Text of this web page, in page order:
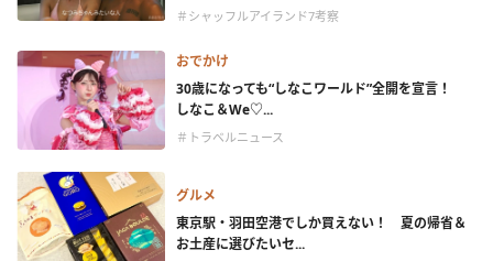
＃シャッフルアイランド7考察
おでかけ
30歳になっても“しなこワールド”全開を宣言！
しなこ＆We♡...
＃トラベルニュース
グルメ
東京駅・羽田空港でしか買えない！ 夏の帰省＆
お土産に選びたいセ...